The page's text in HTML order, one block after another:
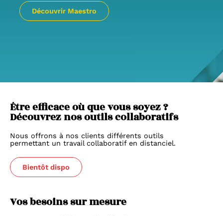
Découvrir Maestro
Être efficace où que vous soyez ?
Découvrez nos outils collaboratifs
Nous offrons à nos clients différents outils
permettant un travail collaboratif en distanciel.
Bientôt dispo
Vos besoins sur mesure